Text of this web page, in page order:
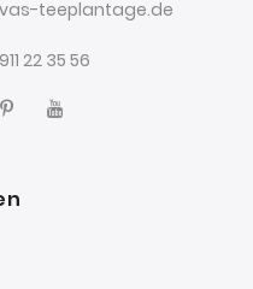
teeplantage.de
22 35 56